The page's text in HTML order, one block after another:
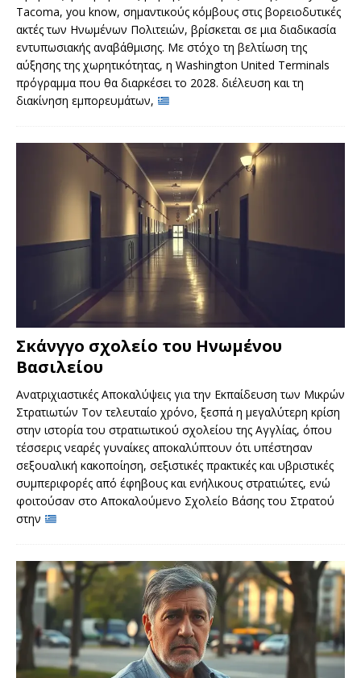
Tacoma, you know, σημαντικούς κόμβους στις βορειοδυτικές
ακτές των Ηνωμένων Πολιτειών, βρίσκεται σε μια διαδικασία
εντυπωσιακής αναβάθμισης. Με στόχο τη βελτίωση της
αύξησης της χωρητικότητας, η Washington United Terminals
πρόγραμμα που θα διαρκέσει το 2028. διέλευση και τη
διακίνηση εμπορευμάτων,
Σκάνγγο σχολείο του Ηνωμένου
Βασιλείου
Ανατριχιαστικές Αποκαλύψεις για την Εκπαίδευση των Μικρών
Στρατιωτών Τον τελευταίο χρόνο, ξεσπά η μεγαλύτερη κρίση
στην ιστορία του στρατιωτικού σχολείου της Αγγλίας, όπου
τέσσερις νεαρές γυναίκες αποκαλύπτουν ότι υπέστησαν
σεξουαλική κακοποίηση, σεξιστικές πρακτικές και υβριστικές
συμπεριφορές από έφηβους και ενήλικους στρατιώτες, ενώ
φοιτούσαν στο Αποκαλούμενο Σχολείο Βάσης του Στρατού
στην